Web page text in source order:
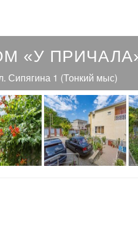
«У
Сипягина 1 (Тонкий мыс)